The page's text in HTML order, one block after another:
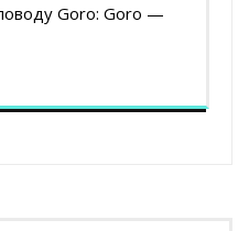
Goro: Goro —